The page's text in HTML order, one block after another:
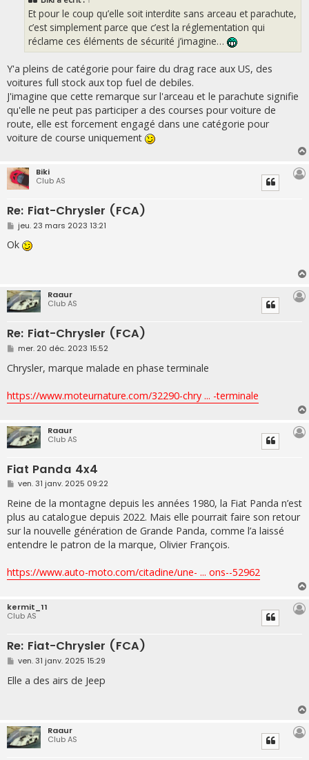
Et pour le coup qu’elle soit interdite sans arceau et parachute,
c’est simplement parce que c’est la réglementation qui
réclame ces éléments de sécurité j’imagine…
Y'a pleins de catégorie pour faire du drag race aux US, des
voitures full stock aux top fuel de debiles.
J'imagine que cette remarque sur l'arceau et le parachute signifie
qu'elle ne peut pas participer a des courses pour voiture de
route, elle est forcement engagé dans une catégorie pour
voiture de course uniquement
Biki
Club AS
Re: Fiat-Chrysler (FCA)
M
e
s
s
jeu. 23 mars 2023 13:21
Ok
Raaur
Club AS
Re: Fiat-Chrysler (FCA)
M
s
s
g
e
mer. 20 déc. 2023 15:52
Chrysler, marque malade en phase terminale
https://www.moteurnature.com/32290-chry ... -terminale
Raaur
Club AS
Fiat Panda 4x4
M
s
s
a
g
e
ven. 31 janv. 2025 09:22
Reine de la montagne depuis les années 1980, la Fiat Panda n’est
plus au catalogue depuis 2022. Mais elle pourrait faire son retour
sur la nouvelle génération de Grande Panda, comme l’a laissé
entendre le patron de la marque, Olivier François.
https://www.auto-moto.com/citadine/une- ... ons--52962
kermit_11
Club AS
Re: Fiat-Chrysler (FCA)
M
s
s
ven. 31 janv. 2025 15:29
Elle a des airs de Jeep
Raaur
Club AS